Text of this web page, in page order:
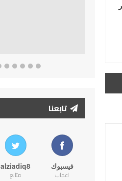
تابعنا
فيسبوك
اعجاب
alziadiq8
متابع